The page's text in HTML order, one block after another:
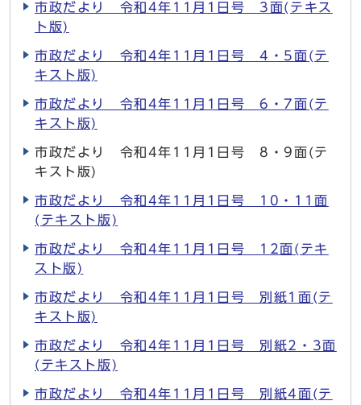
市政だより 令和4年11月1日号 3面(テキス
ト版)
市政だより 令和4年11月1日号 4・5面(テ
キスト版)
市政だより 令和4年11月1日号 6・7面(テ
キスト版)
市政だより 令和4年11月1日号 8・9面(テ
キスト版)
市政だより 令和4年11月1日号 10・11面
(テキスト版)
市政だより 令和4年11月1日号 12面(テキ
スト版)
市政だより 令和4年11月1日号 別紙1面(テ
キスト版)
市政だより 令和4年11月1日号 別紙2・3面
(テキスト版)
市政だより 令和4年11月1日号 別紙4面(テ